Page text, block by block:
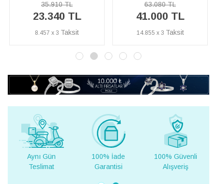
35.910 TL
23.340 TL
8.457 x 3
63.080 TL
41.000 TL
14.855 x 3
Aynı Gün
Teslimat
100% İade
Garantisi
100% Güvenli
Alışveriş